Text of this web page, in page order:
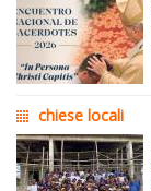
chiese locali